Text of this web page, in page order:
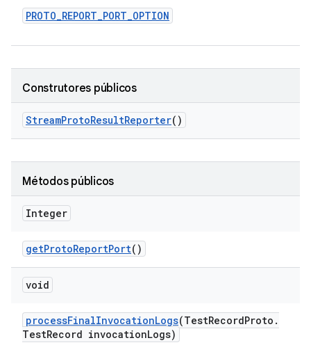
PROTO_REPORT_PORT_OPTION
Construtores públicos
StreamProtoResultReporter()
Métodos públicos
Integer
getProtoReportPort()
void
processFinalInvocationLogs(TestRecordProto .
TestRecord invocationLogs)